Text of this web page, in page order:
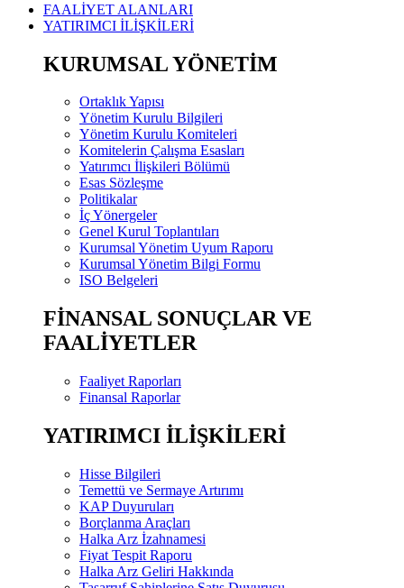
FAALİYET ALANLARI
YATIRIMCI İLİŞKİLERİ
KURUMSAL YÖNETİM
Ortaklık Yapısı
Yönetim Kurulu Bilgileri
Yönetim Kurulu Komiteleri
Komitelerin Çalışma Esasları
Yatırımcı İlişkileri Bölümü
Esas Sözleşme
Politikalar
İç Yönergeler
Genel Kurul Toplantıları
Kurumsal Yönetim Uyum Raporu
Kurumsal Yönetim Bilgi Formu
ISO Belgeleri
FİNANSAL SONUÇLAR VE
FAALİYETLER
Faaliyet Raporları
Finansal Raporlar
YATIRIMCI İLİŞKİLERİ
Hisse Bilgileri
Temettü ve Sermaye Artırımı
KAP Duyuruları
Borçlanma Araçları
Halka Arz İzahnamesi
Fiyat Tespit Raporu
Halka Arz Geliri Hakkında